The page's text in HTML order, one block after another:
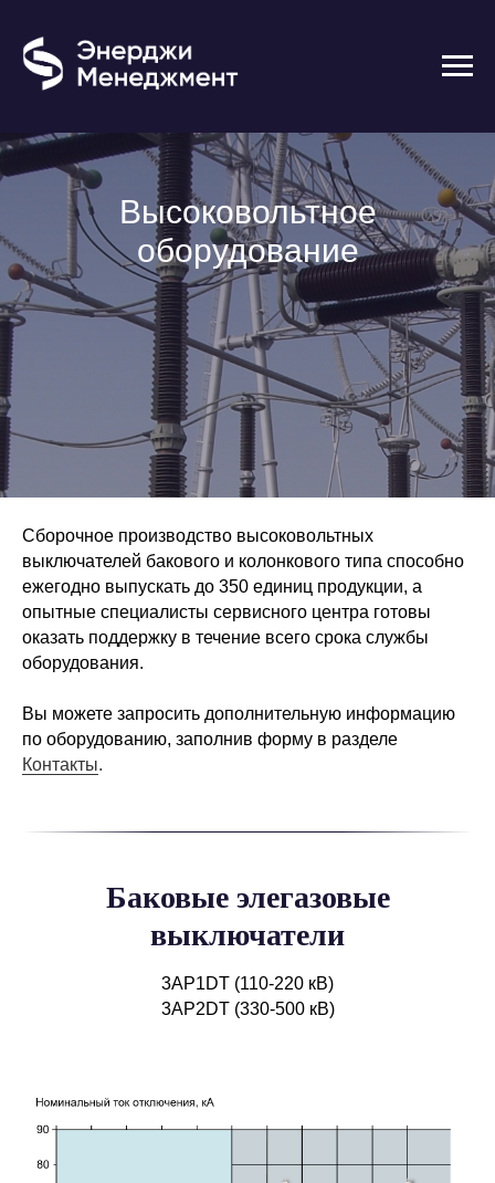
Высоковольтное
оборудование
Сборочное производство высоковольтных
выключателей бакового и колонкового типа способно
ежегодно выпускать до 350 единиц продукции, а
опытные специалисты сервисного центра готовы
оказать поддержку в течение всего срока службы
оборудования.
Вы можете запросить дополнительную информацию
по оборудованию, заполнив форму в разделе
Контакты.
Баковые элегазовые
выключатели
3AP1DT (110-220 кВ)
3AP2DT (330-500 кВ)